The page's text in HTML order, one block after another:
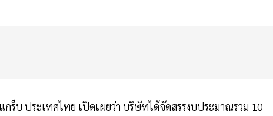
ร็บ ประเทศไทย เปิดเผยว่า บริษัทได้จัดสรรงบประมาณรวม 10